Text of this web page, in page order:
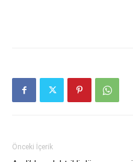
Önceki İçerik